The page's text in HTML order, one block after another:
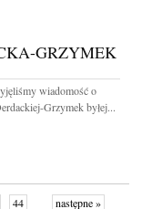
GRZYMEK
wiadomość o
Grzymek byłej...
44 następne »